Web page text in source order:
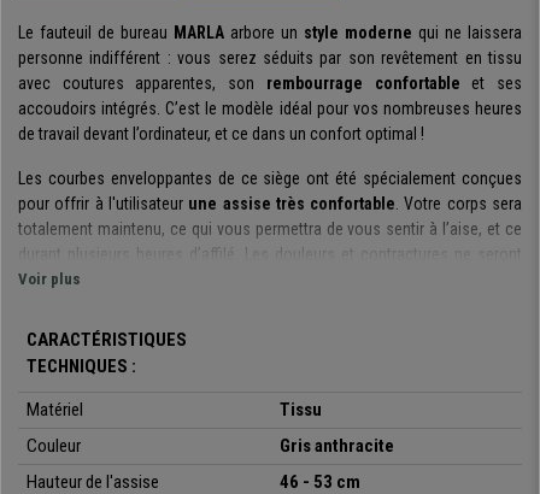
Le fauteuil de bureau MARLA arbore un style moderne qui ne laissera
personne indifférent : vous serez séduits par son revêtement en tissu
avec coutures apparentes, son rembourrage confortable et ses
accoudoirs intégrés. C’est le modèle idéal pour vos nombreuses heures
de travail devant l’ordinateur, et ce dans un confort optimal !
Les courbes enveloppantes de ce siège ont été spécialement conçues
pour offrir à l'utilisateur une assise très confortable. Votre corps sera
totalement maintenu, ce qui vous permettra de vous sentir à l’aise, et ce
durant plusieurs heures d’affilé. Les douleurs et contractures ne seront
qu’un mauvais souvenir !
que vous puissiez l’adapter à n’importe quelle surface de travail et aux
nécessités de différents utilisateurs. Il est de plus très polyvalent grâce à
son style intemporel, et saura donc trouver sa place très facilement, que
de votre maison !
Voir plus
CARACTÉRISTIQUES
TECHNIQUES :
Matériel
Tissu
Couleur
Gris anthracite
Hauteur de l'assise
46 - 53 cm